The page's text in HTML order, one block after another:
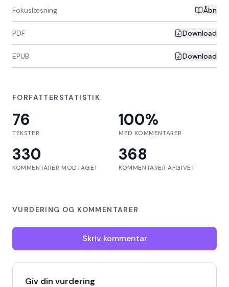
Fokuslæsning Åbn
PDF Download
EPUB Download
FORFATTERSTATISTIK
76
TEKSTER
100%
MED KOMMENTARER
330
KOMMENTARER MODTAGET
368
KOMMENTARER AFGIVET
VURDERING OG KOMMENTARER
Skriv kommentar
Giv din vurdering